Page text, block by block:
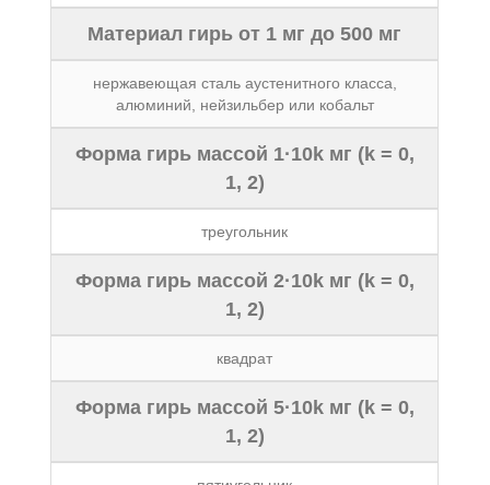
Материал гирь от 1 мг до 500 мг
нержавеющая сталь аустенитного класса,
алюминий, нейзильбер или кобальт
Форма гирь массой 1·10k мг (k = 0,
1, 2)
треугольник
Форма гирь массой 2·10k мг (k = 0,
1, 2)
квадрат
Форма гирь массой 5·10k мг (k = 0,
1, 2)